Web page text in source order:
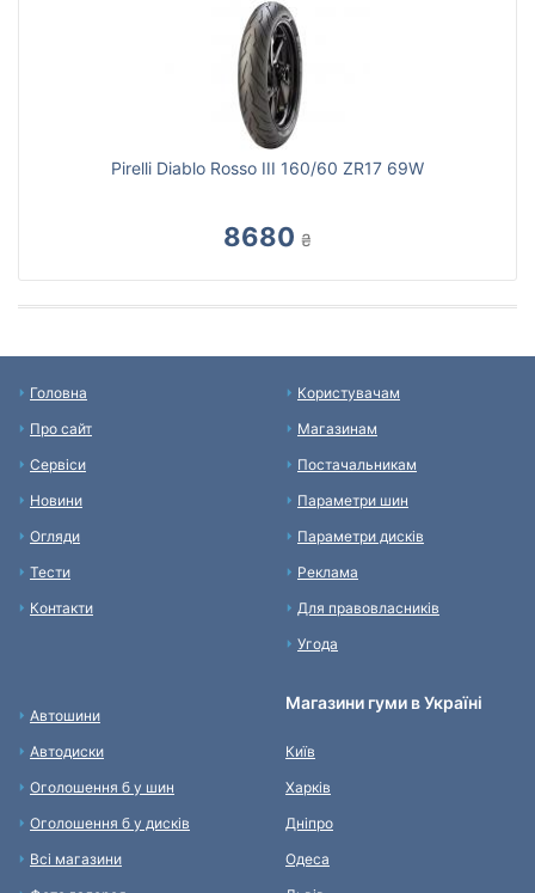
Pirelli Diablo Rosso III 160/60 ZR17 69W
8680 ₴
Головна
Про сайт
Сервіси
Новини
Огляди
Тести
Контакти
Користувачам
Магазинам
Постачальникам
Параметри шин
Параметри дисків
Реклама
Для правовласників
Угода
Автошини
Автодиски
Оголошення б у шин
Оголошення б у дисків
Всі магазини
Магазини гуми в Україні
Київ
Харків
Дніпро
Одеса